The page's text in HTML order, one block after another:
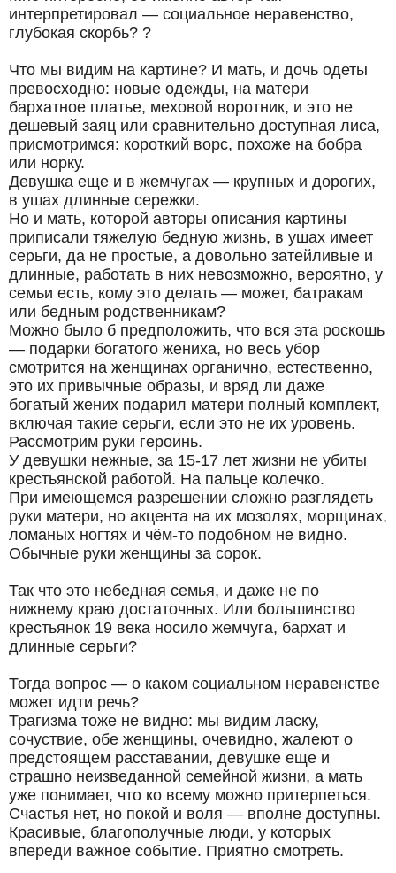
интерпретировал — социальное неравенство,
глубокая скорбь? ?
Что мы видим на картине? И мать, и дочь одеты
превосходно: новые одежды, на матери
бархатное платье, меховой воротник, и это не
дешевый заяц или сравнительно доступная лиса,
присмотримся: короткий ворс, похоже на бобра
или норку.
Девушка еще и в жемчугах — крупных и дорогих,
в ушах длинные сережки.
Но и мать, которой авторы описания картины
приписали тяжелую бедную жизнь, в ушах имеет
серьги, да не простые, а довольно затейливые и
длинные, работать в них невозможно, вероятно, у
семьи есть, кому это делать — может, батракам
или бедным родственникам?
Можно было б предположить, что вся эта роскошь
— подарки богатого жениха, но весь убор
смотрится на женщинах органично, естественно,
это их привычные образы, и вряд ли даже
богатый жених подарил матери полный комплект,
включая такие серьги, если это не их уровень.
Рассмотрим руки героинь.
У девушки нежные, за 15-17 лет жизни не убиты
крестьянской работой. На пальце колечко.
При имеющемся разрешении сложно разглядеть
руки матери, но акцента на их мозолях, морщинах,
ломаных ногтях и чём-то подобном не видно.
Обычные руки женщины за сорок.
Так что это небедная семья, и даже не по
нижнему краю достаточных. Или большинство
крестьянок 19 века носило жемчуга, бархат и
длинные серьги?
Тогда вопрос — о каком социальном неравенстве
может идти речь?
Трагизма тоже не видно: мы видим ласку,
сочуствие, обе женщины, очевидно, жалеют о
предстоящем расставании, девушке еще и
страшно неизведанной семейной жизни, а мать
уже понимает, что ко всему можно притерпеться.
Счастья нет, но покой и воля — вполне доступны.
Красивые, благополучные люди, у которых
впереди важное событие. Приятно смотреть.